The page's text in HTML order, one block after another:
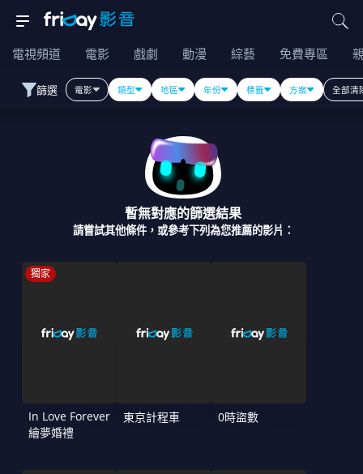
電視頻道 電影 戲劇 動漫 綜藝 免費專區
篩選 電影 類型 地區 年份 標籤 方案 全部清
暫無對應的篩選結果
請嘗試其他條件，或參考下列為您推薦的影片：
獨家
In Love Forever
繪夢婚禮
東京計程車 0時盜數